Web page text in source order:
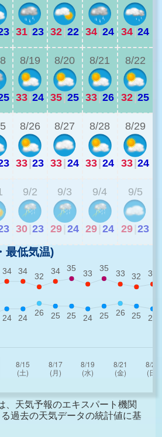
31|23 32|22 34|24 34|24
8/19
33|24
8/20
35|25
8/21
33|26
8/22
32|25
8/26
33|23
8/27
33|24
8/28
33|24
8/29
33|24
9/2
30 23
9/3
29 24
9/4
29 24
9/5
29 23
最低気温)
、天気予報のエキスパート機関
過去の天気データの統計値に基